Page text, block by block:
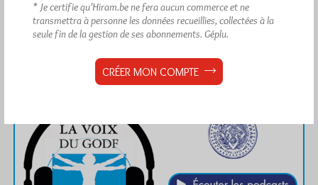
* Je certifie qu’Hiram.be ne fera aucun commerce et ne
transmettra à personne les données recueillies, collectées à la
seule fin de la gestion de ses abonnements. Géplu.
CRÉER MON COMPTE